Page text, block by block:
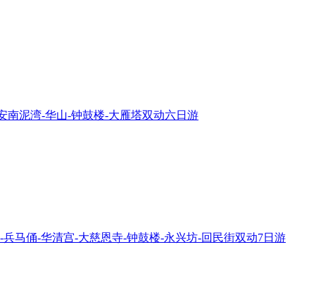
南泥湾-华山-钟鼓楼-大雁塔双动六日游
马俑-华清宫-大慈恩寺-钟鼓楼-永兴坊-回民街双动7日游